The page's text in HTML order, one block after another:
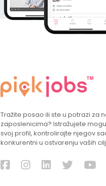
Tražite posao ili ste u potrazi za
zaposlenicima? Istražujete
svoj profil, kontrolirajte njegov
konkurentni u ostvarenju vaših